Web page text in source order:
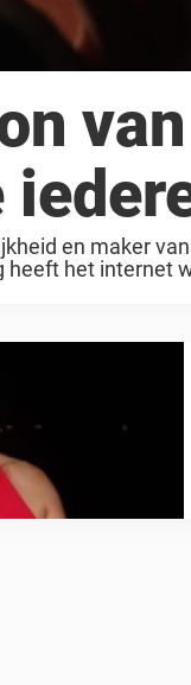
en maker
het internet